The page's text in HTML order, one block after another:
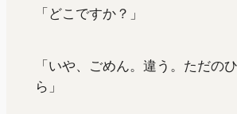
「どこですか？」
「いや、ごめん。違う。ただの
ら」